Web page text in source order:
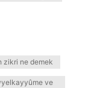
zikri ne demek
ve